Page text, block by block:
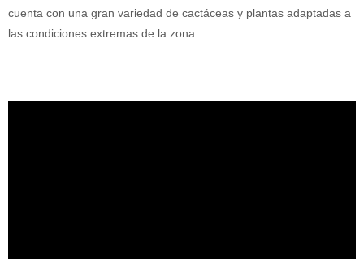
cuenta con una gran variedad de cactáceas y plantas adaptadas a
las condiciones extremas de la zona.